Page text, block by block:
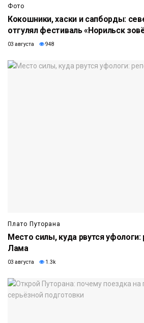
Фото
Кокошники, хаски и сапборды:
отгулял фестиваль «Норильск
03 августа 948
Плато Путорана
Место силы, куда рвутся
Лама
03 августа 1.3k